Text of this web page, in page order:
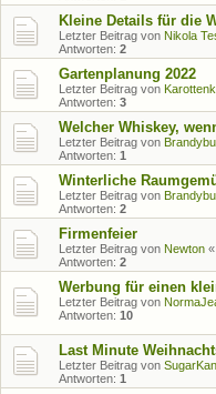
Kleine Details für die
Letzter Beitrag von Nikola
Antworten: 2
Gartenplanung 2022
Letzter Beitrag von
Antworten: 3
Welcher Whiskey,
Letzter Beitrag von
Antworten: 1
Winterliche
Letzter Beitrag von
Antworten: 2
Firmenfeier
Letzter Beitrag von Newton «
Antworten: 2
Werbung für einen
Letzter Beitrag von
Antworten: 10
Last Minute
Letzter Beitrag von
Antworten: 1